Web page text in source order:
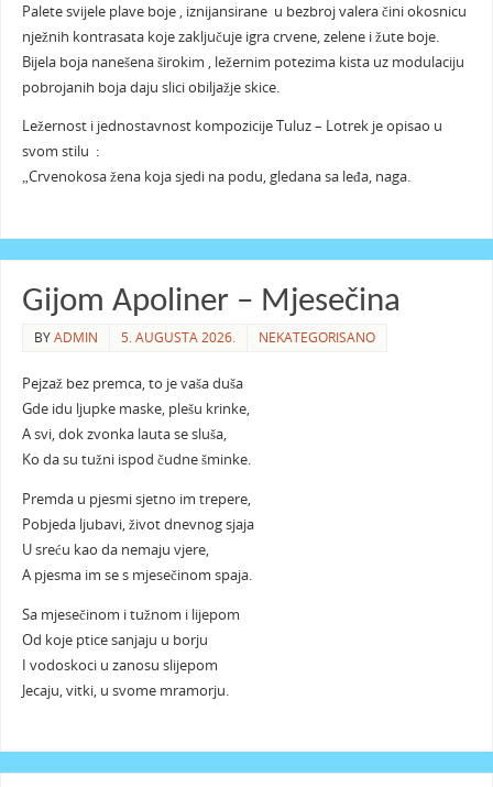
Palete svijele plave boje , iznijansirane u bezbroj valera čini okosnicu
nježnih kontrasata koje zaključuje igra crvene, zelene i žute boje.
Bijela boja nanešena širokim , ležernim potezima kista uz modulaciju
pobrojanih boja daju slici obiljažje skice.
Ležernost i jednostavnost kompozicije Tuluz – Lotrek je opisao u
svom stilu :
„Crvenokosa žena koja sjedi na podu, gledana sa leđa, naga.
Gijom Apoliner – Mjesečina
BYADMIN 5. AUGUSTA 2026. NEKATEGORISANO
Pejzaž bez premca, to je vaša duša
Gde idu ljupke maske, plešu krinke,
A svi, dok zvonka lauta se sluša,
Ko da su tužni ispod čudne šminke.
Premda u pjesmi sjetno im trepere,
Pobjeda ljubavi, život dnevnog sjaja
U sreću kao da nemaju vjere,
A pjesma im se s mjesečinom spaja.
Sa mjesečinom i tužnom i lijepom
Od koje ptice sanjaju u borju
I vodoskoci u zanosu slijepom
Jecaju, vitki, u svome mramorju.